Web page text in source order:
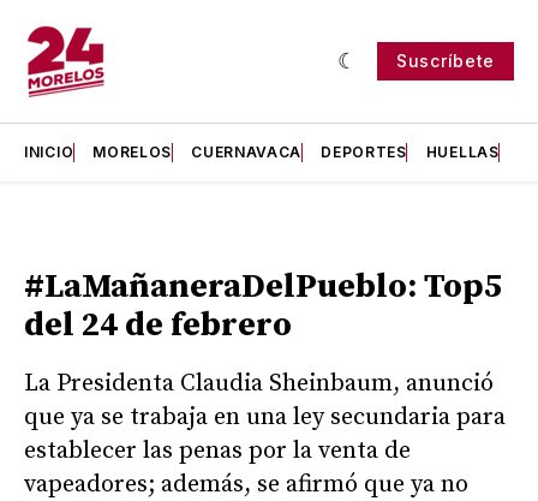
Suscríbete
INICIO MORELOS CUERNAVACA DEPORTES HUELLAS
#LaMañaneraDelPueblo: Top5
del 24 de febrero
La Presidenta Claudia Sheinbaum, anunció
que ya se trabaja en una ley secundaria para
establecer las penas por la venta de
vapeadores; además, se afirmó que ya no